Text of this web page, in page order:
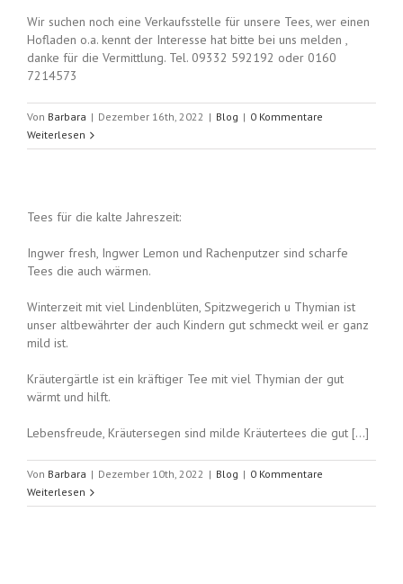
Wir suchen noch eine Verkaufsstelle für unsere Tees, wer einen
Hofladen o.a. kennt der Interesse hat bitte bei uns melden ,
danke für die Vermittlung. Tel. 09332 592192 oder 0160
7214573
Von Barbara | Dezember 16th, 2022 | Blog | 0 Kommentare
Weiterlesen
Tees für die kalte Jahreszeit:
Ingwer fresh, Ingwer Lemon und Rachenputzer sind scharfe
Tees die auch wärmen.
Winterzeit mit viel Lindenblüten, Spitzwegerich u Thymian ist
unser altbewährter der auch Kindern gut schmeckt weil er ganz
mild ist.
Kräutergärtle ist ein kräftiger Tee mit viel Thymian der gut
wärmt und hilft.
Lebensfreude, Kräutersegen sind milde Kräutertees die gut […]
Von Barbara | Dezember 10th, 2022 | Blog | 0 Kommentare
Weiterlesen